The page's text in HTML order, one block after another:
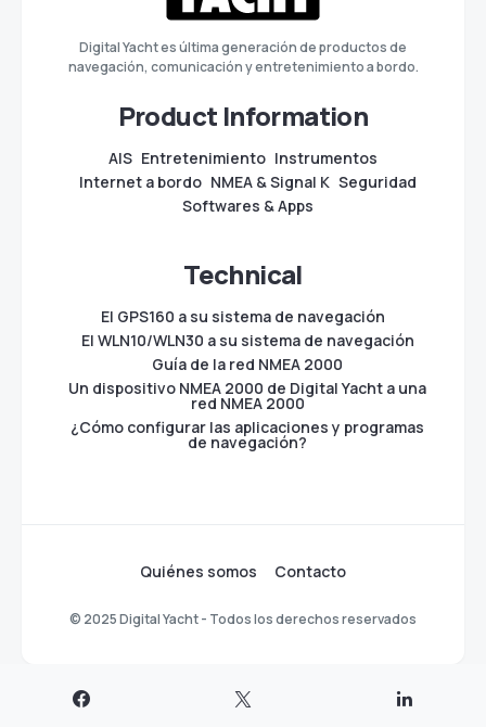
Digital Yacht es última generación de productos de
navegación, comunicación y entretenimiento a bordo.
Product Information
AIS Entretenimiento Instrumentos
Internet a bordo NMEA & Signal K Seguridad
Softwares & Apps
Technical
El GPS160 a su sistema de navegación
El WLN10/WLN30 a su sistema de navegación
Guía de la red NMEA 2000
Un dispositivo NMEA 2000 de Digital Yacht a una
red NMEA 2000
¿Cómo configurar las aplicaciones y programas
de navegación?
Quiénes somos Contacto
© 2025 Digital Yacht - Todos los derechos reservados